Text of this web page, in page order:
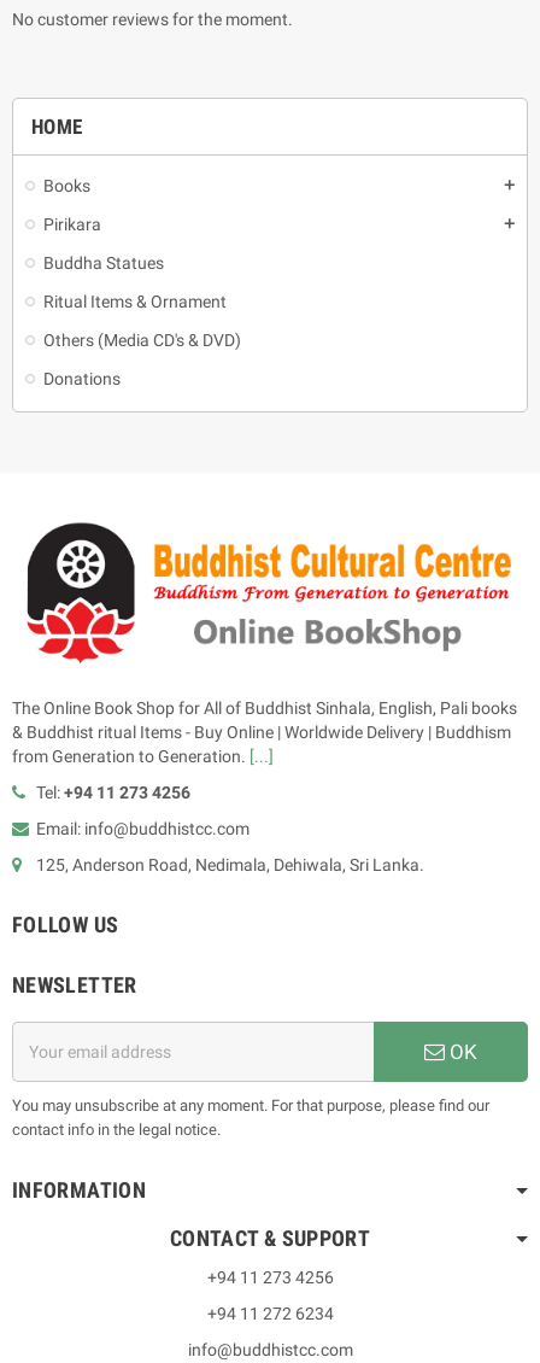
HOME
Books add
Pirikara add
Buddha Statues
Ritual Items & Ornament
Others (Media CD's & DVD)
Donations
No customer reviews for the moment.
The Online Book Shop for All of Buddhist Sinhala, English, Pali books
& Buddhist ritual Items - Buy Online | Worldwide Delivery | Buddhism
from Generation to Generation. [...]
Tel:+94 11 273 4256
Email: info@buddhistcc.com
125, Anderson Road, Nedimala, Dehiwala, Sri Lanka.
FOLLOW US
NEWSLETTER
OK
You may unsubscribe at any moment. For that purpose, please find our
contact info in the legal notice.
INFORMATION
CONTACT & SUPPORT
+94 11 273 4256
+94 11 272 6234
info@buddhistcc.com